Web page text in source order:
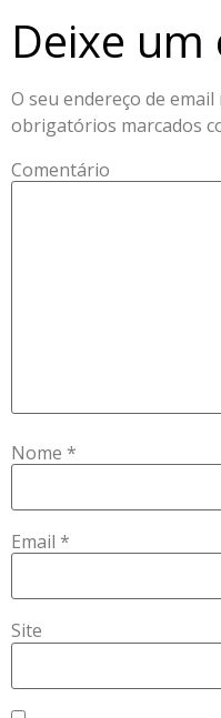
Deixe
O seu endereço de
obrigatórios marcados
Comentário
Nome *
Email *
Site